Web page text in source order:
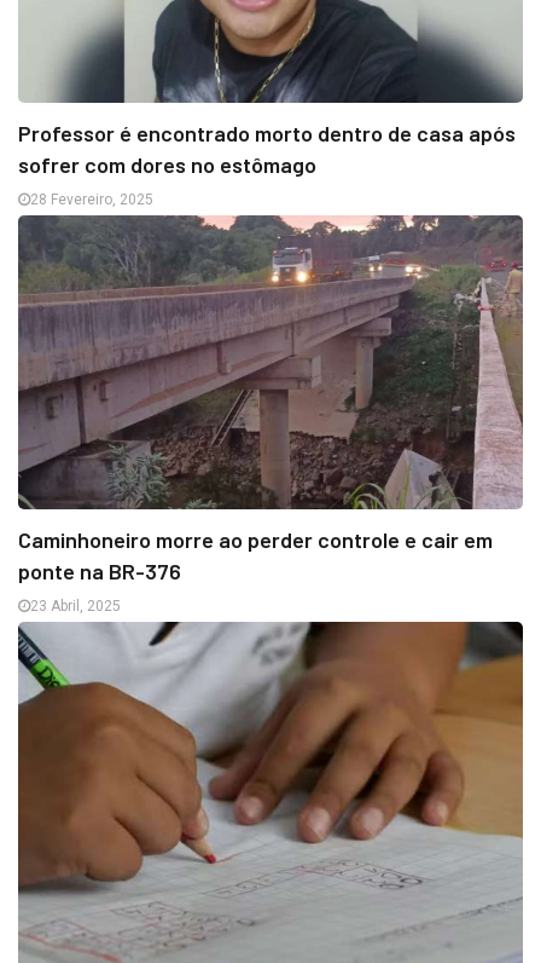
Professor é encontrado morto dentro de casa após
sofrer com dores no estômago
28 Fevereiro, 2025
Caminhoneiro morre ao perder controle e cair em
ponte na BR-376
23 Abril, 2025